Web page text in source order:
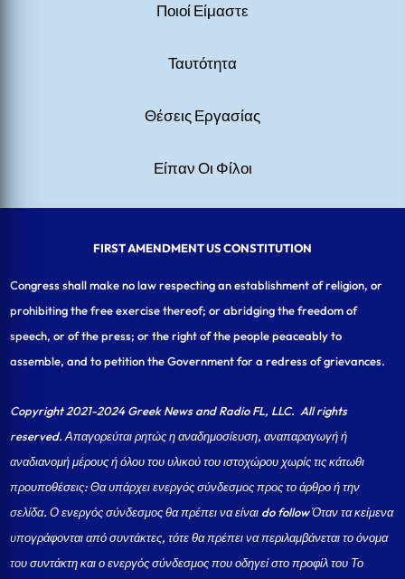
Ποιοί Είμαστε
Ταυτότητα
Θέσεις Εργασίας
Είπαν Οι Φίλοι
FIRST AMENDMENT US CONSTITUTION
Congress shall make no law respecting an establishment of religion, or
prohibiting the free exercise thereof; or abridging the freedom of
speech, or of the press; or the right of the people peaceably to
assemble, and to petition the Government for a redress of grievances.
Copyright 2021-2024 Greek News and Radio FL, LLC. All rights
reserved. Απαγορεύται ρητώς η αναδημοσίευση, αναπαραγωγή ή
αναδιανομή μέρους ή όλου του υλικού του ιστοχώρου χωρίς τις κάτωθι
προυποθέσεις: Θα υπάρχει ενεργός σύνδεσμος προς το άρθρο ή την
σελίδα.Ο ενεργός σύνδεσμος θα πρέπει να είναι do follow Όταν τα κείμενα
υπογράφονται από συντάκτες, τότε θα πρέπει να περιλαμβάνεται το όνομα
του συντάκτη και ο ενεργός σύνδεσμος που οδηγεί στο προφίλ του Το